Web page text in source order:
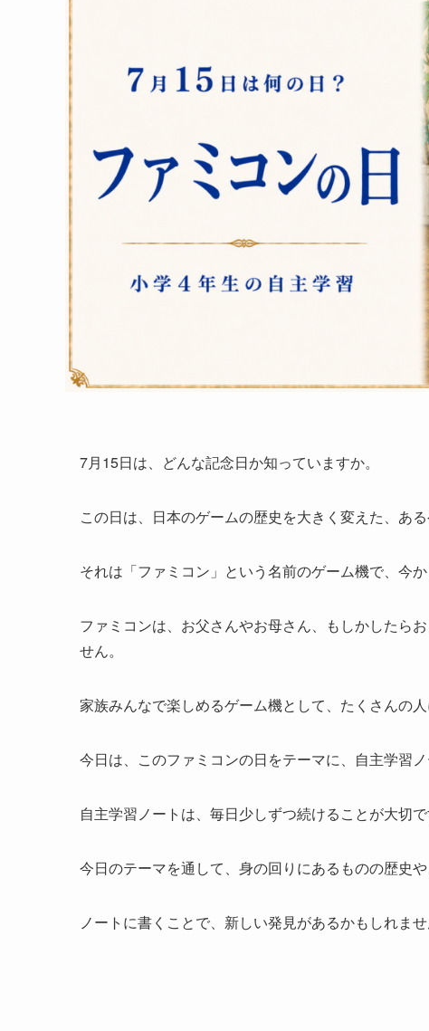
7月15日は、どんな記念日か知っていますか。
この日は、日本のゲームの歴史を大きく変えた、あ
それは「ファミコン」という名前のゲーム機で、今
ファミコンは、お父さんやお母さん、もしかしたら
せん。
家族みんなで楽しめるゲーム機として、たくさんの人
今日は、このファミコンの日をテーマに、自主学習ノ
自主学習ノートは、毎日少しずつ続けることが大切で
今日のテーマを通して、身の回りにあるものの歴史
ノートに書くことで、新しい発見があるかもしれませ